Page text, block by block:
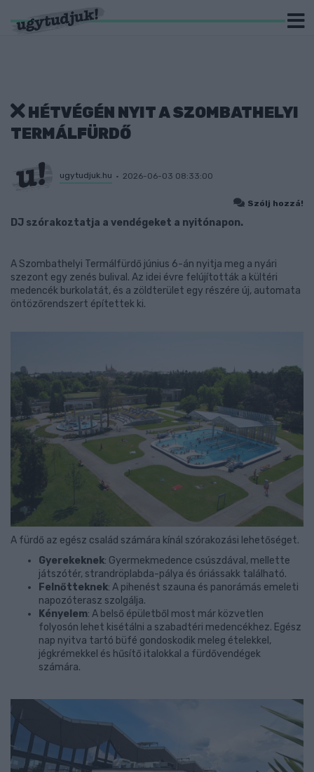
HÉTVÉGÉN NYIT A SZOMBATHELYI
TERMÁLFÜRDŐ
ugytudjuk.hu 2026-06-03 08:33:00
Szólj hozzá!
DJ szórakoztatja a vendégeket a nyitónapon.
A Szombathelyi Termálfürdő június 6-án nyitja meg a nyári
szezont egy zenés bulival. Az idei évre felújították a kültéri
medencék burkolatát, és a zöldterület egy részére új, automata
öntözőrendszert építettek ki.
A fürdő az egész család számára kínál szórakozási lehetőséget.
Gyerekeknek: Gyermekmedence csúszdával, mellette
játszótér, strandröplabda-pálya és óriássakk található.
Felnőtteknek: A pihenést szauna és panorámás emeleti
napozóterasz szolgálja.
Kényelem: A belső épületből most már közvetlen
folyosón lehet kisétálni a szabadtéri medencékhez. Egész
nap nyitva tartó büfé gondoskodik meleg ételekkel,
jégkrémekkel és hűsítő italokkal a fürdővendégek
számára.